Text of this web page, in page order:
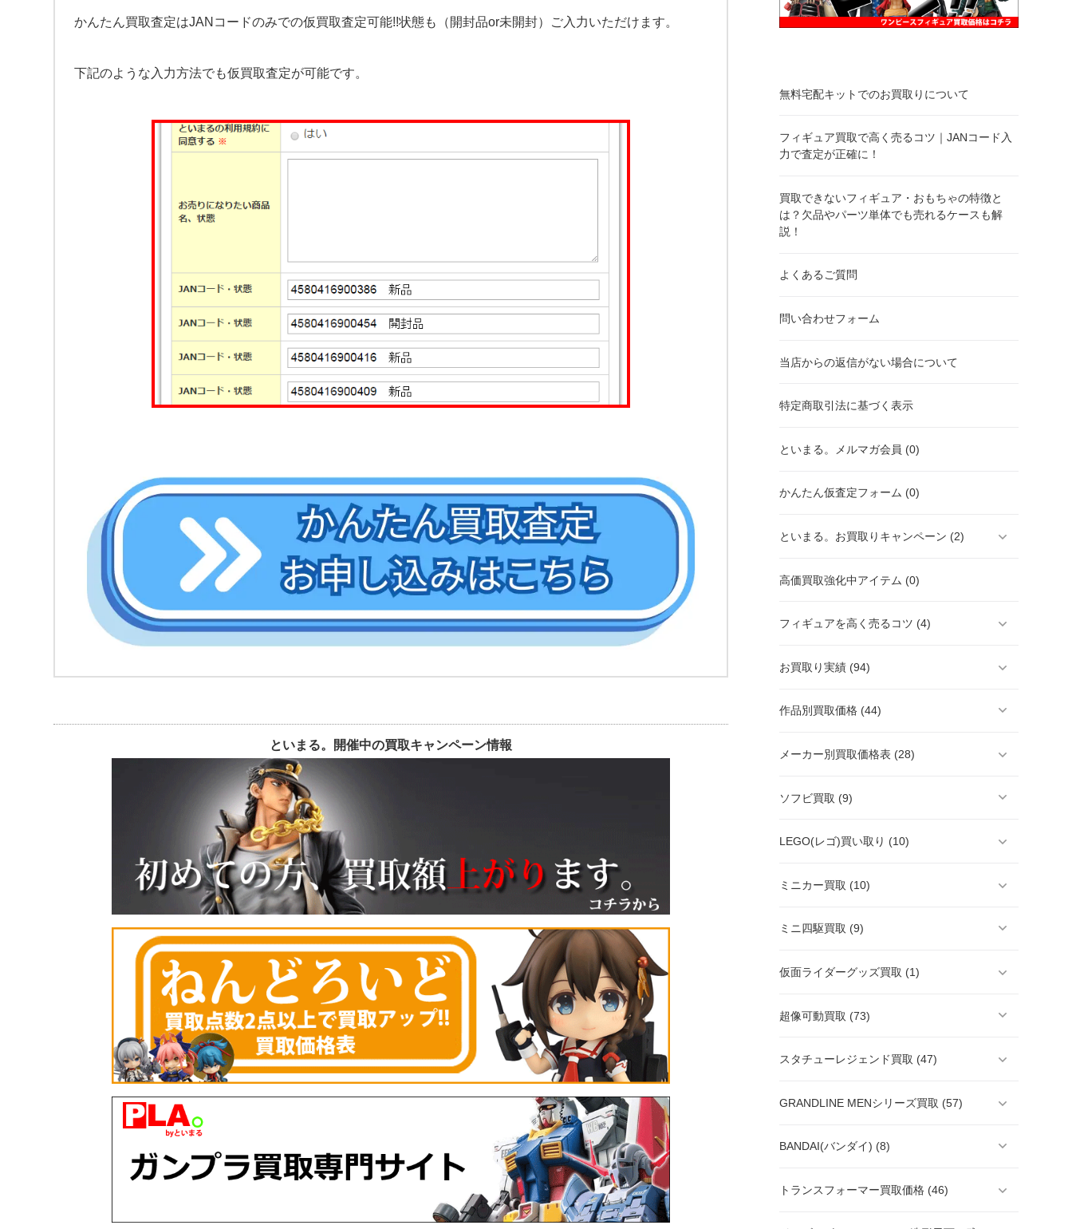
かんたん買取査定はJANコードのみでの仮買取査定可能!!状態も（開封品or未開封）ご入力いただけます。
下記のような入力方法でも仮買取査定が可能です。
といまる。開催中の買取キャンペーン情報
無料宅配キットでのお買取りについて
フィギュア買取で高く売るコツ｜JANコード入
力で査定が正確に！
買取できないフィギュア・おもちゃの特徴と
は？欠品やパーツ単体でも売れるケースも解
説！
よくあるご質問
問い合わせフォーム
当店からの返信がない場合について
特定商取引法に基づく表示
といまる。メルマガ会員 (0)
かんたん仮査定フォーム (0)
といまる。お買取りキャンペーン (2)
高価買取強化中アイテム (0)
フィギュアを高く売るコツ (4)
お買取り実績 (94)
作品別買取価格 (44)
メーカー別買取価格表 (28)
ソフビ買取 (9)
LEGO(レゴ)買い取り (10)
ミニカー買取 (10)
ミニ四駆買取 (9)
仮面ライダーグッズ買取 (1)
超像可動買取 (73)
スタチューレジェンド買取 (47)
GRANDLINE MENシリーズ買取 (57)
BANDAI(バンダイ) (8)
トランスフォーマー買取価格 (46)